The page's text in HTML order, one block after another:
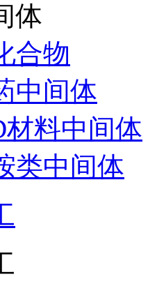
体
合物
中间体
材料中间体
类中间体